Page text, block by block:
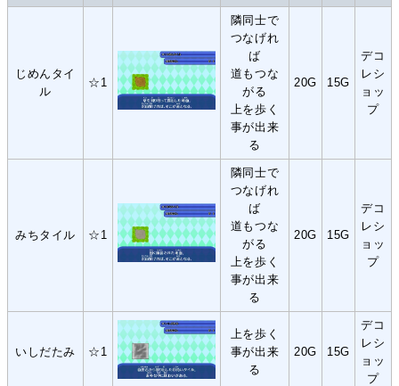
じめんタイ
ル
☆1
隣同士で
つなげれ
ば
道もつな
がる
上を歩く
事が出来
る
20G 15G
デコ
レシ
ョッ
プ
みちタイル ☆1
隣同士で
つなげれ
ば
道もつな
がる
上を歩く
事が出来
る
20G 15G
デコ
レシ
ョッ
プ
いしだたみ ☆1
上を歩く
事が出来
る
20G 15G
デコ
レシ
ョッ
プ